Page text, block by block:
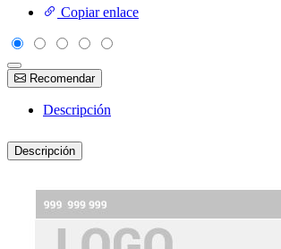
Copiar enlace
Recomendar
Descripción
Descripción